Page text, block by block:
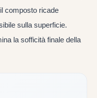
composto ricade
sulla superficie.
la sofficità finale della